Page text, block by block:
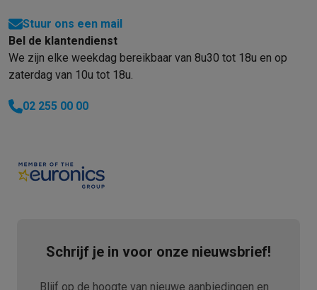
Stuur ons een mail
Bel de klantendienst
We zijn elke weekdag bereikbaar van 8u30 tot 18u en op
zaterdag van 10u tot 18u.
02 255 00 00
Schrijf je in voor onze nieuwsbrief!
Blijf op de hoogte van nieuwe aanbiedingen en